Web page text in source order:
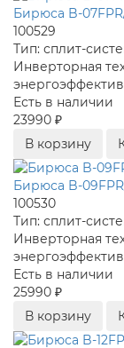
Бирюса B-
100529
Тип: сплит-
Инверторная
Есть в наличии
23990 ₽
В корзину
Бирюса B-
100530
Тип: сплит-
Инверторная
Есть в наличии
25990 ₽
В корзину